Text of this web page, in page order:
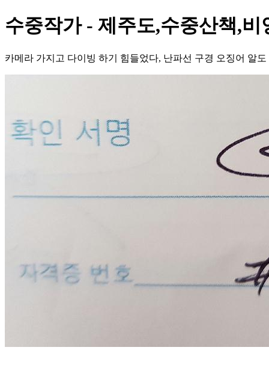
수중작가 - 제주도,수중산책,비
카메라 가지고 다이빙 하기 힘들었다, 난파선 구경 오징어 알